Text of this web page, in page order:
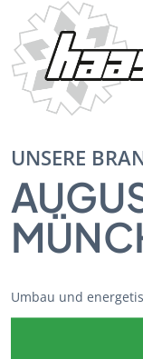
Skip
content
UNSERE
Umbau und